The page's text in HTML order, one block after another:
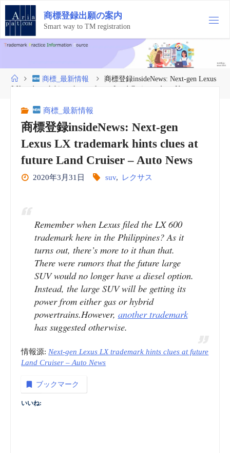
コ
テ
ン
ツ
ス
商標登録出願の案内
Smart way to TM registration
ホ
ー
商標_最新情報
商標登録insideNews: Next-gen Lexus
LX trademark hints clues at future Land Cruiser – Auto News
商標_最新情報
商標登録insideNews: Next-gen
Lexus LX trademark hints clues at
future Land Cruiser – Auto News
2020年3月31日 suv, レクサス
Remember when Lexus filed the LX 600
trademark here in the Philippines? As it
turns out, there’s more to it than that.
There were rumors that the future large
SUV would no longer have a diesel option.
Instead, the large SUV will be getting its
power from either gas or hybrid
powertrains.However, another trademark
has suggested otherwise.
情報源:Next-gen Lexus LX trademark hints clues at future
Land Cruiser – Auto News
ブックマーク
いいね: